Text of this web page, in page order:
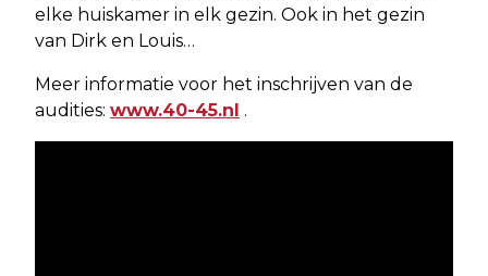
elke huiskamer in elk gezin. Ook in het gezin
van Dirk en Louis…
Meer informatie voor het inschrijven van de
audities: www.40-45.nl .